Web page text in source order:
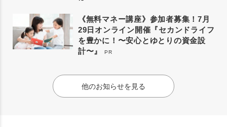
《無料マネー講座》参加者募集！7月
29日オンライン開催『セカンドライフ
を豊かに！〜安心とゆとりの資金設
計〜』
PR
他のお知らせを見る